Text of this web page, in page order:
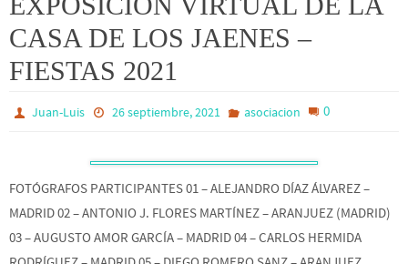
CASA DE LOS JAENES –
FIESTAS 2021
Juan-Luis 26 septiembre, 2021 asociacion 0
FOTÓGRAFOS PARTICIPANTES 01 – ALEJANDRO DÍAZ ÁLVAREZ –
MADRID 02 – ANTONIO J. FLORES MARTÍNEZ – ARANJUEZ (MADRID)
03 – AUGUSTO AMOR GARCÍA – MADRID 04 – CARLOS HERMIDA